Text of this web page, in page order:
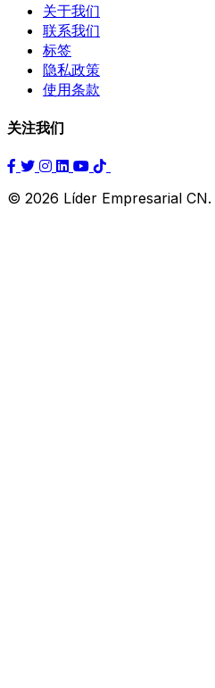
关于我们
联系我们
标签
隐私政策
使用条款
关注我们
© 2026 Líder Empresarial CN.